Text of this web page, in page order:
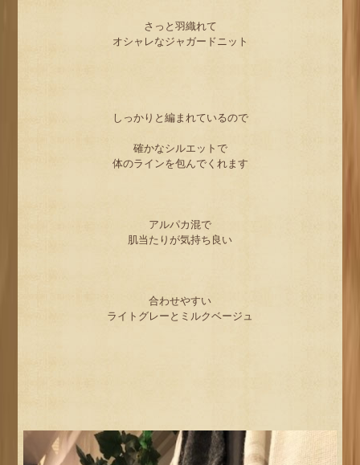
さっと羽織れて
オシャレなジャガードニット
しっかりと編まれているので
確かなシルエットで
体のラインを包んでくれます
アルパカ混で
肌当たりが気持ち良い
合わせやすい
ライトグレーとミルクベージュ